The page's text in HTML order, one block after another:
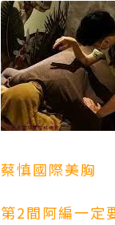
蔡慎國際美胸
第2間阿編一定